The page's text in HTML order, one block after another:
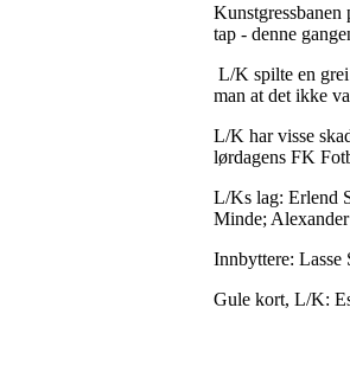
tap - denne
L/K spilte en
man at det ikke
L/K har visse
lørdagens FK
L/Ks lag: Erlend
Minde;
Innbyttere: Lasse
Gule kort, L/K: